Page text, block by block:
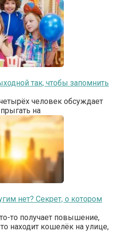
так, чтобы запомнить
человек обсуждает
на
нет? Секрет, о котором
то получает повышение,
находит кошелёк на улице,